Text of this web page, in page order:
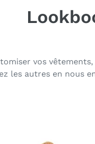
vos
les autres en nous